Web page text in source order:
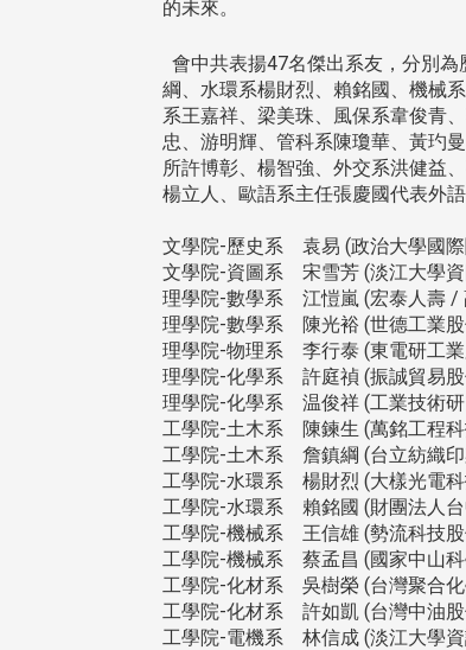
的未來。
會中共表揚47名傑出系友，分別
綱、水環系楊財烈、賴銘國、機械
系王嘉祥、梁美珠、風保系韋俊青
忠、游明輝、管科系陳瓊華、黃玓
所許博彰、楊智強、外交系洪健益
楊立人、歐語系主任張慶國代表外
文學院-歷史系 袁易 (政治大學國
文學院-資圖系 宋雪芳 (淡江大學
理學院-數學系 江愷嵐 (宏泰人壽 /
理學院-數學系 陳光裕 (世德工業
理學院-物理系 李行泰 (東電研工
理學院-化學系 許庭禎 (振誠貿易
理學院-化學系 温俊祥 (工業技術
工學院-土木系 陳鍊生 (萬銘工程
工學院-土木系 詹鎮綱 (台立紡織
工學院-水環系 楊財烈 (大樣光電
工學院-水環系 賴銘國 (財團法人
工學院-機械系 王信雄 (勢流科技
工學院-機械系 蔡孟昌 (國家中山
工學院-化材系 吳樹榮 (台灣聚合
工學院-化材系 許如凱 (台灣中油
工學院-電機系 林信成 (淡江大學